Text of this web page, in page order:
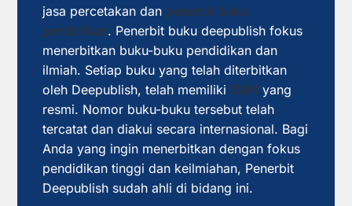
jasa percetakan dan penerbit buku
pendidikan. Penerbit buku deepublish fokus
menerbitkan buku-buku pendidikan dan
ilmiah. Setiap buku yang telah diterbitkan
oleh Deepublish, telah memiliki ISBN yang
resmi. Nomor buku-buku tersebut telah
tercatat dan diakui secara internasional. Bagi
Anda yang ingin menerbitkan dengan fokus
pendidikan tinggi dan keilmiahan, Penerbit
Deepublish sudah ahli di bidang ini.